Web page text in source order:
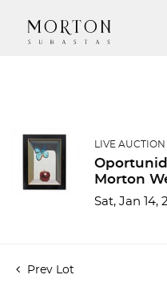
LIVE AUCTION
Morton
Sat, Jan 14,
Prev Lot